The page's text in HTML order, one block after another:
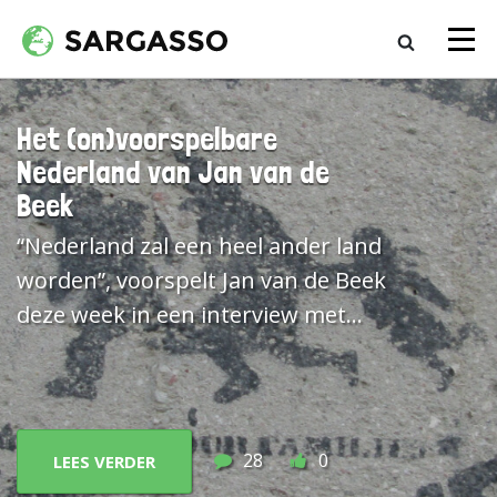
Het (on)voorspelbare
Nederland van Jan van de
Beek
“Nederland zal een heel ander land
worden”, voorspelt Jan van de Beek
deze week in een interview met
Wierd Duk in deTelegraaf, als er
geen “ingrijpende maatregelen”
worden genomen zoals het
opzeggen van het VN-
vluchtelingenverdrag en beperken
LEES VERDER 28 0